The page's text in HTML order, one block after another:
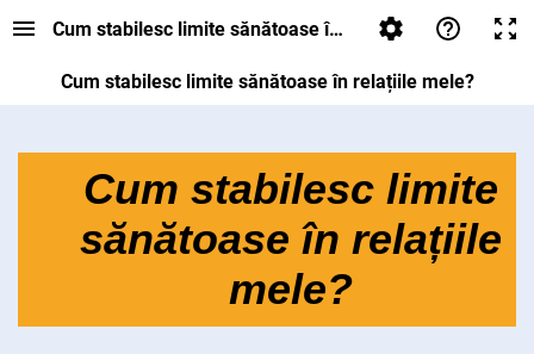
Cum stabilesc limite sănătoase în relațiile mele?
Cum stabilesc limite sănătoase în relațiile mele?
Cum stabilesc limite
sănătoase în relațiile
mele?